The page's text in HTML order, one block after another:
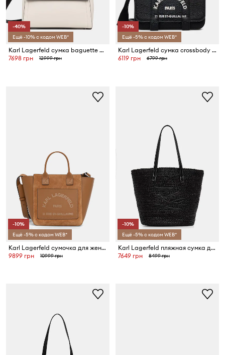
-40%
Ещё -10% с кодом WEB*
Karl Lagerfeld сумка baguette для женщин кожаная K/AUTOGRAPH
7698 грн
12999 грн
-10%
Ещё -5% с кодом WEB*
Karl Lagerfeld сумка crossbody для женщин из искусственной кожи K/RSG
6119 грн
6799 грн
-10%
Ещё -5% с кодом WEB*
Karl Lagerfeld сумочка для женщин из замши
9899 грн
10999 грн
-10%
Ещё -5% с кодом WEB*
Karl Lagerfeld пляжная сумка для женщин плетеная K/AUTOGRAPH
7649 грн
8499 грн